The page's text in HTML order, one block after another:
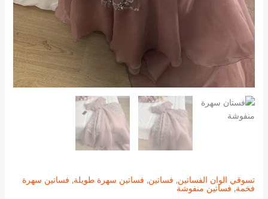
تسوقي الوان الفساتين, فساتين, فساتين سهرة طويلة, فساتين سهرة
فخمة,فساتين منفوشة